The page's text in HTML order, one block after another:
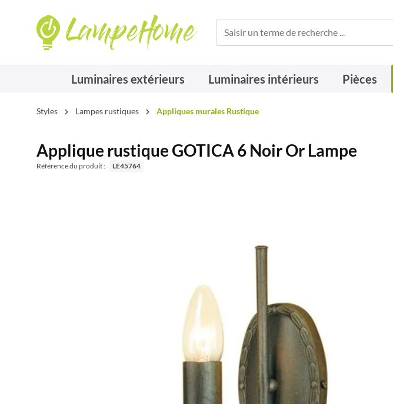
Luminaires extérieurs Luminaires intérieurs Pièces
Styles Lampes rustiques Appliques murales Rustique
Applique rustique GOTICA 6 Noir Or Lampe
Référence du produit : LE45764